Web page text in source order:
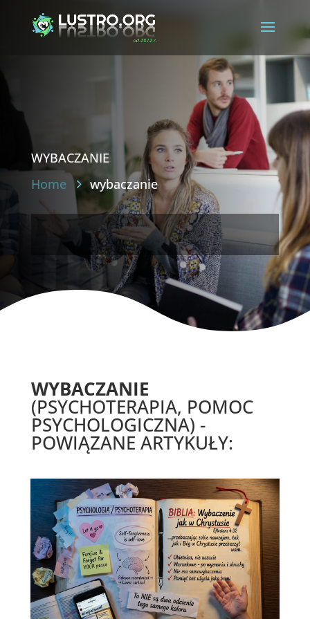
wybaczanie
Home wybaczanie
WYBACZANIE
(PSYCHOTERAPIA, POMOC
PSYCHOLOGICZNA) -
POWIĄZANE ARTYKUŁY: